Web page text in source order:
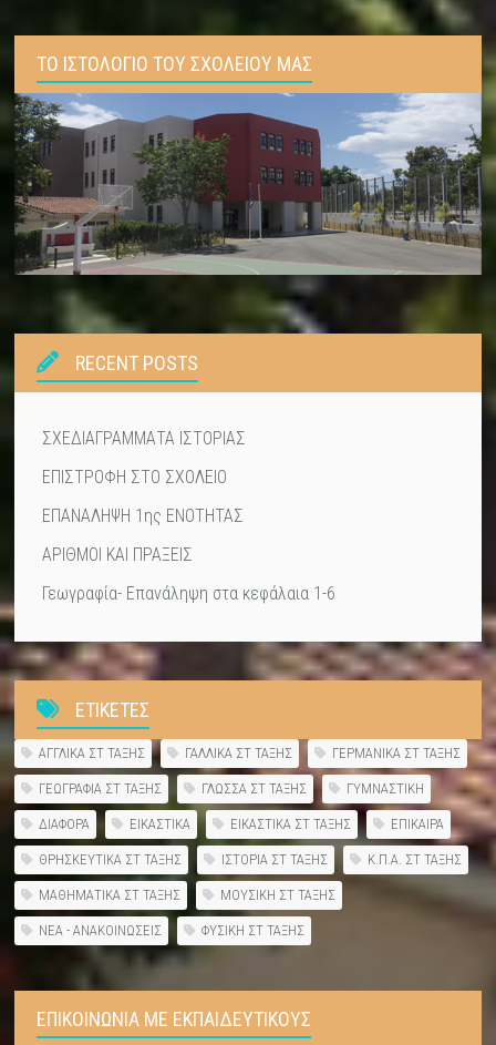
ΤΟ ΙΣΤΟΛΟΓΙΟ ΤΟΥ ΣΧΟΛΕΙΟΥ ΜΑΣ
RECENT POSTS
ΣΧΕΔΙΑΓΡΑΜΜΑΤΑ ΙΣΤΟΡΙΑΣ
ΕΠΙΣΤΡΟΦΗ ΣΤΟ ΣΧΟΛΕΙΟ
ΕΠΑΝΑΛΗΨΗ 1ης ΕΝΟΤΗΤΑΣ
ΑΡΙΘΜΟΙ ΚΑΙ ΠΡΑΞΕΙΣ
Γεωγραφία- Επανάληψη στα κεφάλαια 1-6
ΕΤΙΚΕΤΕΣ
ΑΓΓΛΙΚΑ ΣΤ ΤΑΞΗΣ ΓΑΛΛΙΚΑ ΣΤ ΤΑΞΗΣ ΓΕΡΜΑΝΙΚΑ ΣΤ ΤΑΞΗΣ
ΓΕΩΓΡΑΦΙΑ ΣΤ ΤΑΞΗΣ ΓΛΩΣΣΑ ΣΤ ΤΑΞΗΣ ΓΥΜΝΑΣΤΙΚΗ
ΔΙΑΦΟΡΑ ΕΙΚΑΣΤΙΚΑ ΕΙΚΑΣΤΙΚΑ ΣΤ ΤΑΞΗΣ ΕΠΙΚΑΙΡΑ
ΘΡΗΣΚΕΥΤΙΚΑ ΣΤ ΤΑΞΗΣ ΙΣΤΟΡΙΑ ΣΤ ΤΑΞΗΣ Κ.Π.Α. ΣΤ ΤΑΞΗΣ
ΜΑΘΗΜΑΤΙΚΑ ΣΤ ΤΑΞΗΣ ΜΟΥΣΙΚΗ ΣΤ ΤΑΞΗΣ
ΝΕΑ - ΑΝΑΚΟΙΝΩΣΕΙΣ ΦΥΣΙΚΗ ΣΤ ΤΑΞΗΣ
ΕΠΙΚΟΙΝΩΝΙΑ ΜΕ ΕΚΠΑΙΔΕΥΤΙΚΟΥΣ